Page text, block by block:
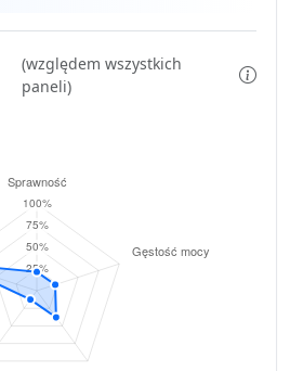
(względem wszystkich
paneli)